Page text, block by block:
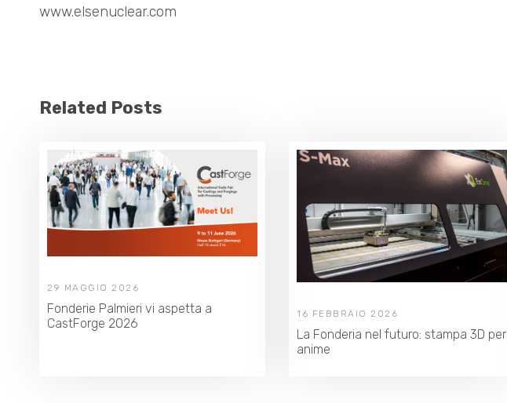
www.elsenuclear.com
Related Posts
29 MAGGIO 2026
Fonderie Palmieri vi aspetta a
CastForge 2026
16 FEBBRAIO 2026
La Fonderia nel futuro: stampa 3D per
anime